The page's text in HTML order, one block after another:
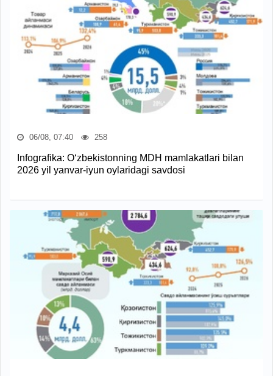
06/08, 07:40 258
Infografika: O‘zbekistonning MDH mamlakatlari bilan
2026 yil yanvar-iyun oylaridagi savdosi